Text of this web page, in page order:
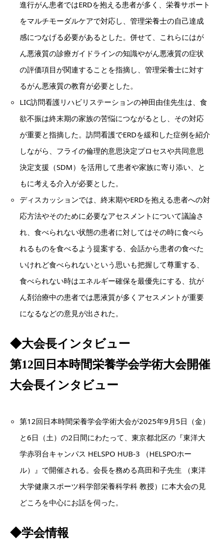
進行がん患者ではERDを抱える患者が多く、栄養サポート
をマルチモーダルケアで対応し、管理栄養士の自己達成
感につなげる必要があるとした。併せて、これらにはが
ん悪液質の診療ガイドラインの知識やがん悪液質の症状
の評価項目が関連することを指摘し、管理栄養士に対す
るがん悪液質の教育が必要とした。
LIC訪問看護リハビリステーションの神田由佳先生は、食
欲不振は終末期の家族の苦悩につながるとし、その対応
が重要と指摘した。訪問看護でERDを緩和した症例を紹介
しながら、フライの倫理的意思決定プロセスや共同意思
決定支援（SDM）を活用して患者や家族に寄り添い、と
もに考える介入が必要とした。
ディスカッションでは、終末期やERDを抱える患者への対
応方法やそのために必要なアセスメントについて議論さ
れ、食べられない状態の患者に対してはその時に食べら
れるものを食べるよう提案する、会話から患者の食べた
いけれど食べられないという思いも把握して尊重する、
食べられない時はエネルギー確保を最優先にする、抗が
ん剤治療中の患者では悪液質が多くアセスメントが重要
になるなどの意見が出された。
◆大会長インタビュー
第12回日本時間栄養学会学術大会開催
大会長インタビュー
第12回日本時間栄養学会学術大会が2025年9月5日（金）
と6日（土）の2日間にわたって、東京都北区の『東洋大
学赤羽台キャンパス HELSPO HUB-3 （HELSPOホー
ル）』で開催される。会長を務める髙田和子先生 （東洋
大学健康スポーツ科学部栄養科学科 教授）に本大会の見
どころを中心にお話を伺った。
◆学会情報